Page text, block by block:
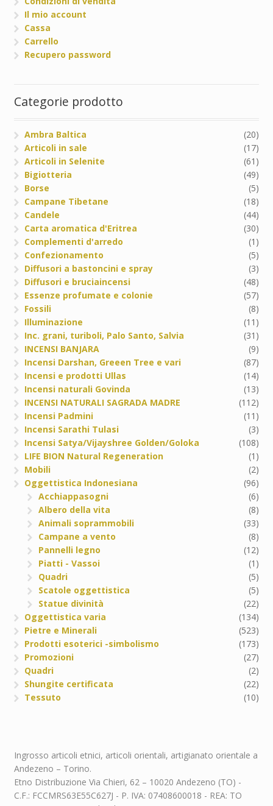
Il mio account
Cassa
Carrello
Recupero password
Categorie prodotto
Ambra Baltica
(20)
Articoli in sale
(17)
Articoli in Selenite
(61)
Bigiotteria
(49)
Borse
(5)
Campane Tibetane
(18)
Candele
(44)
Carta aromatica d'Eritrea
(30)
Complementi d'arredo
(1)
Confezionamento
(5)
Diffusori a bastoncini e spray
(3)
Diffusori e bruciaincensi
(48)
Essenze profumate e colonie
(57)
Fossili
(8)
Illuminazione
(11)
Inc. grani, turiboli, Palo Santo, Salvia
(31)
INCENSI BANJARA
(9)
Incensi Darshan, Greeen Tree e vari
(87)
Incensi e prodotti Ullas
(14)
Incensi naturali Govinda
(13)
INCENSI NATURALI SAGRADA MADRE
(112)
Incensi Padmini
(11)
Incensi Sarathi Tulasi
(3)
Incensi Satya/Vijayshree Golden/Goloka
(108)
LIFE BION Natural Regeneration
(1)
Mobili
(2)
Oggettistica Indonesiana
(96)
Acchiappasogni
(6)
Albero della vita
(8)
Animali soprammobili
(33)
Campane a vento
(8)
Pannelli legno
(12)
Piatti - Vassoi
(1)
Quadri
(5)
Scatole oggettistica
(5)
Statue divinità
(22)
Oggettistica varia
(134)
Pietre e Minerali
(523)
Prodotti esoterici -simbolismo
(173)
Promozioni
(27)
Quadri
(2)
Shungite certificata
(22)
Tessuto
(10)
Ingrosso articoli etnici, articoli orientali, artigianato orientale a
Andezeno – Torino.
Etno Distribuzione Via Chieri, 62 – 10020 Andezeno (TO) -
C.F.: FCCMRS63E55C627J - P. IVA: 07408600018 - REA: TO